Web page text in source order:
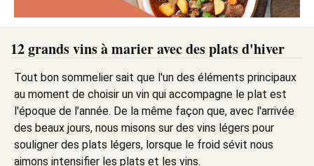
12 grands vins à marier avec des plats d'hiver
Tout bon sommelier sait que l'un des éléments principaux
au moment de choisir un vin qui accompagne le plat est
l'époque de l’année. De la même façon que, avec l'arrivée
des beaux jours, nous misons sur des vins légers pour
souligner des plats légers, lorsque le froid sévit nous
aimons intensifier les plats et les vins.